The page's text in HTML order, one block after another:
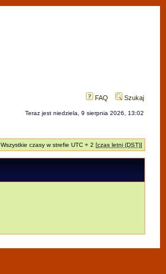
FAQ Szukaj
Teraz jest niedziela, 9 sierpnia 2026, 13:02
Wszystkie czasy w strefie UTC + 2 [czas letni (DST)]